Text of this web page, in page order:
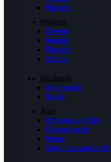
Plastični
Privjesci
Drveni
Metalni
Plastični
Ostalo
Kišobrani
Automatski
Ručni
Alati
Džepne svjetiljke
Džepni nožići
Metar
Setovi za auto/bicikl